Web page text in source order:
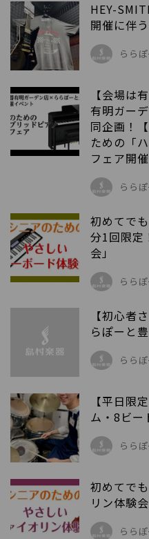
HEY-
開催に伴
らら
【会場は
有明ガー
同企画！
ための「
フェア開催
らら
初めてで
分1回限定
会」
らら
【初心者
らぽーと
らら
【平日限
ム・8ビー
らら
初めてで
リン体験会
らら